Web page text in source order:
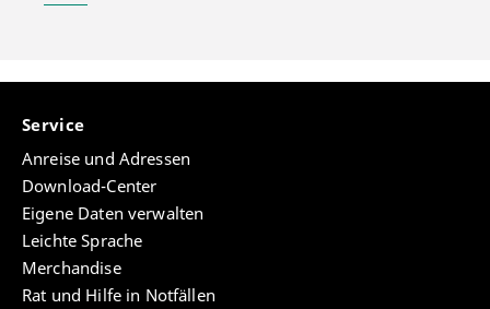
Service
Anreise und Adressen
Download-Center
Eigene Daten verwalten
Leichte Sprache
Merchandise
Rat und Hilfe in Notfällen